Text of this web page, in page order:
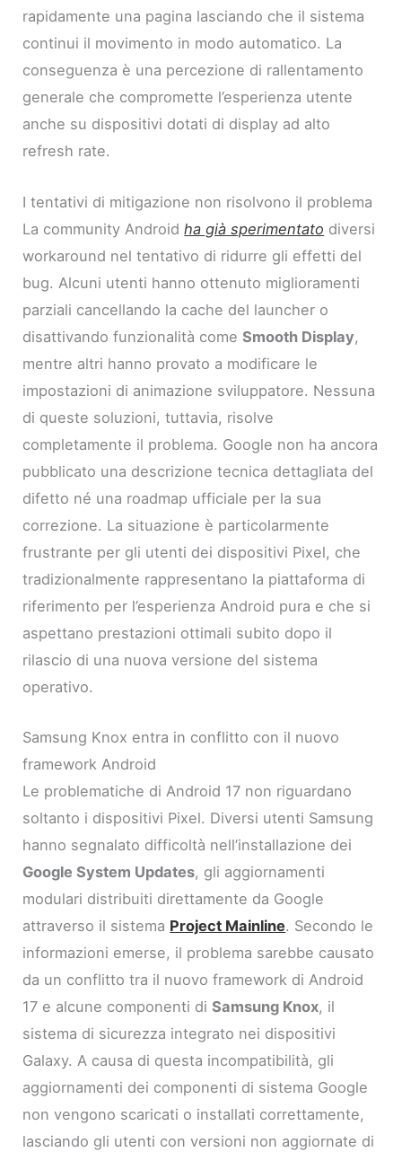
rapidamente una pagina lasciando che il sistema
continui il movimento in modo automatico. La
conseguenza è una percezione di rallentamento
generale che compromette l’esperienza utente
anche su dispositivi dotati di display ad alto
refresh rate.
I tentativi di mitigazione non risolvono il problema
La community Androidha già sperimentato diversi
workaround nel tentativo di ridurre gli effetti del
bug. Alcuni utenti hanno ottenuto miglioramenti
parziali cancellando la cache del launcher o
disattivando funzionalità comeSmooth Display,
mentre altri hanno provato a modificare le
impostazioni di animazione sviluppatore. Nessuna
di queste soluzioni, tuttavia, risolve
completamente il problema. Google non ha ancora
pubblicato una descrizione tecnica dettagliata del
difetto né una roadmap ufficiale per la sua
correzione. La situazione è particolarmente
frustrante per gli utenti dei dispositivi Pixel, che
tradizionalmente rappresentano la piattaforma di
riferimento per l’esperienza Android pura e che si
aspettano prestazioni ottimali subito dopo il
rilascio di una nuova versione del sistema
operativo.
Samsung Knox entra in conflitto con il nuovo
framework Android
Le problematiche di Android 17 non riguardano
soltanto i dispositivi Pixel. Diversi utenti Samsung
hanno segnalato difficoltà nell’installazione dei
Google System Updates, gli aggiornamenti
modulari distribuiti direttamente da Google
attraverso il sistema Project Mainline. Secondo le
informazioni emerse, il problema sarebbe causato
da un conflitto tra il nuovo framework di Android
17 e alcune componenti diSamsung Knox, il
sistema di sicurezza integrato nei dispositivi
Galaxy. A causa di questa incompatibilità, gli
aggiornamenti dei componenti di sistema Google
non vengono scaricati o installati correttamente,
lasciando gli utenti con versioni non aggiornate di